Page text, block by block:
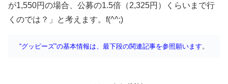
が1,550円の場合、公募の1.5倍（2,325円）くらいまで行
くのでは？」と考えます。f(^^;)
“グッピーズ”の基本情報は、最下段の関連記事を参照願います 。